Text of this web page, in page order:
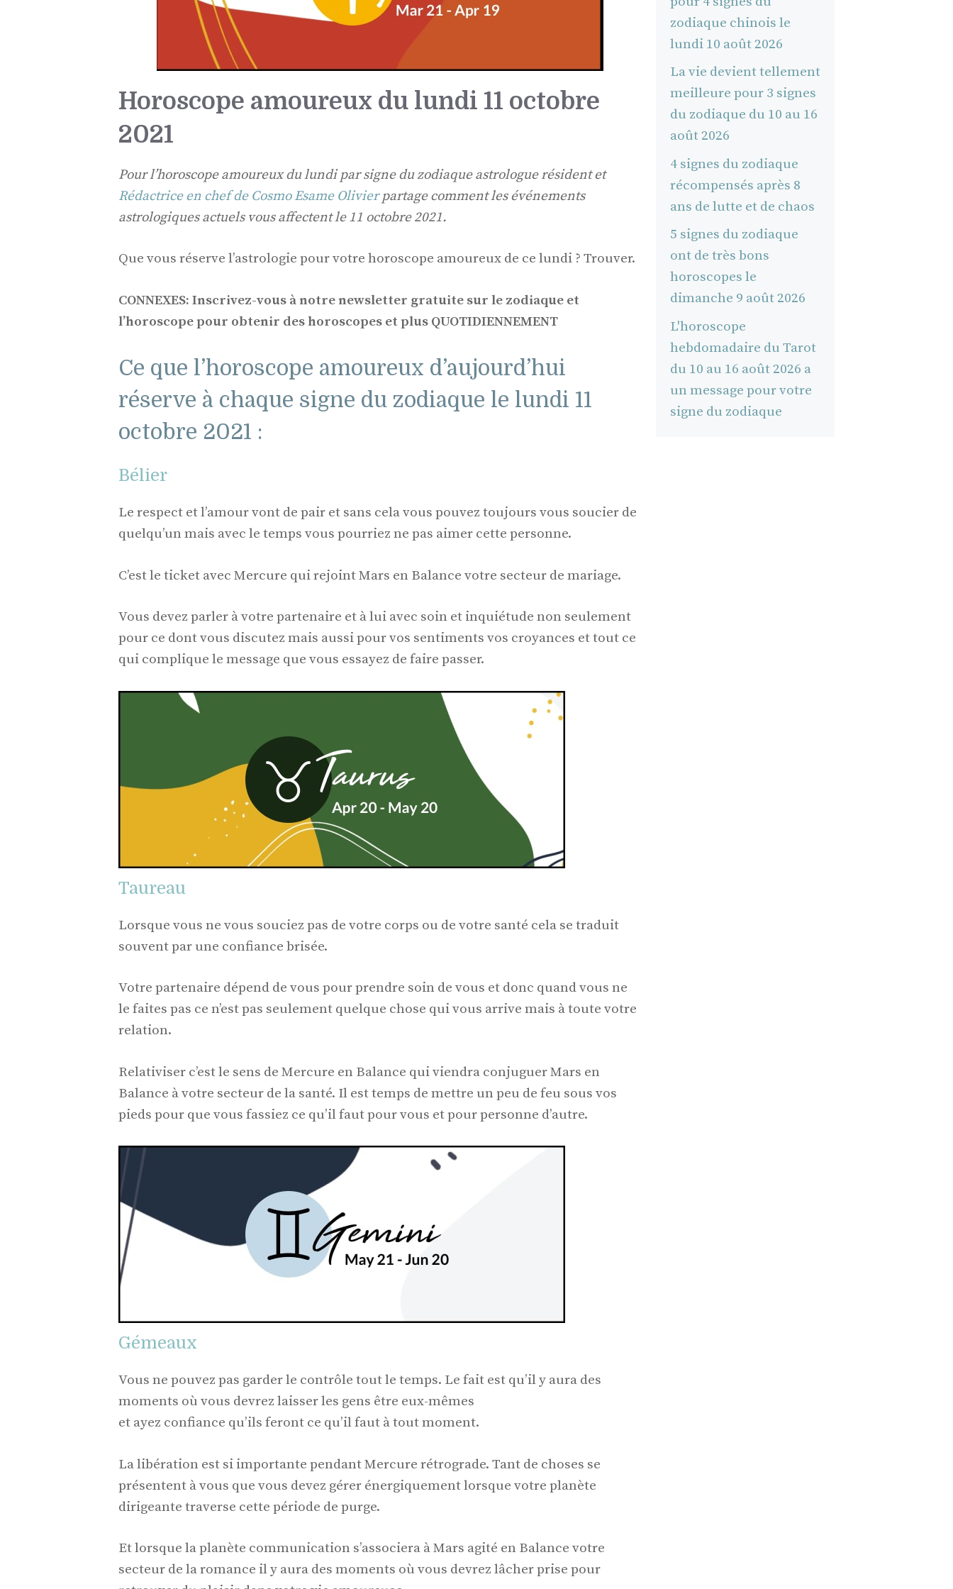
Horoscope amoureux du lundi 11 octobre
2021
Pour l’horoscope amoureux du lundi par signe du zodiaque astrologue résident et
Rédactrice en chef de Cosmo Esame Olivierpartage comment les événements
astrologiques actuels vous affectent le 11 octobre 2021.
Que vous réserve l’astrologie pour votre horoscope amoureux de ce lundi ? Trouver.
CONNEXES: Inscrivez-vous à notre newsletter gratuite sur le zodiaque et
l’horoscope pour obtenir des horoscopes et plus QUOTIDIENNEMENT
Ce que l’horoscope amoureux d’aujourd’hui
réserve à chaque signe du zodiaque le lundi 11
octobre 2021 :
Bélier
Le respect et l’amour vont de pair et sans cela vous pouvez toujours vous soucier de
quelqu’un mais avec le temps vous pourriez ne pas aimer cette personne.
C’est le ticket avec Mercure qui rejoint Mars en Balance votre secteur de mariage.
Vous devez parler à votre partenaire et à lui avec soin et inquiétude non seulement
pour ce dont vous discutez mais aussi pour vos sentiments vos croyances et tout ce
qui complique le message que vous essayez de faire passer.
Taureau
Lorsque vous ne vous souciez pas de votre corps ou de votre santé cela se traduit
souvent par une confiance brisée.
Votre partenaire dépend de vous pour prendre soin de vous et donc quand vous ne
le faites pas ce n’est pas seulement quelque chose qui vous arrive mais à toute votre
relation.
Relativiser c’est le sens de Mercure en Balance qui viendra conjuguer Mars en
Balance à votre secteur de la santé. Il est temps de mettre un peu de feu sous vos
pieds pour que vous fassiez ce qu’il faut pour vous et pour personne d’autre.
Gémeaux
Vous ne pouvez pas garder le contrôle tout le temps. Le fait est qu’il y aura des
moments où vous devrez laisser les gens être eux-mêmes
et ayez confiance qu’ils feront ce qu’il faut à tout moment.
La libération est si importante pendant Mercure rétrograde. Tant de choses se
présentent à vous que vous devez gérer énergiquement lorsque votre planète
dirigeante traverse cette période de purge.
Et lorsque la planète communication s’associera à Mars agité en Balance votre
secteur de la romance il y aura des moments où vous devrez lâcher prise pour
zodiaque chinois le
lundi 10 août 2026
La vie devient tellement
meilleure pour 3 signes
du zodiaque du 10 au 16
août 2026
4 signes du zodiaque
récompensés après 8
ans de lutte et de chaos
5 signes du zodiaque
ont de très bons
horoscopes le
dimanche 9 août 2026
L'horoscope
hebdomadaire du Tarot
du 10 au 16 août 2026 a
un message pour votre
signe du zodiaque